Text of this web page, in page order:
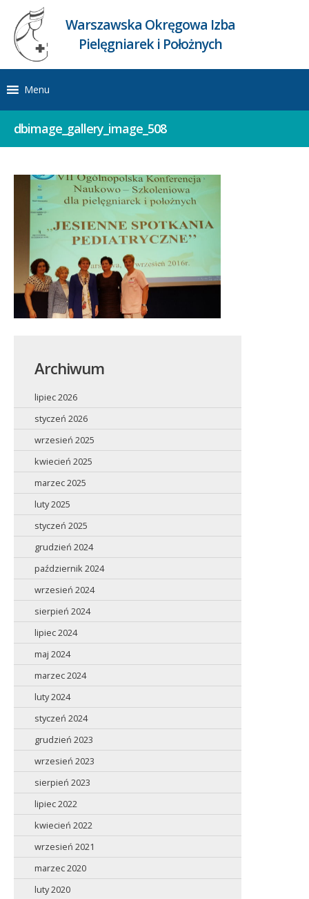
Warszawska Okręgowa Izba
Pielęgniarek i Położnych
Menu
dbimage_gallery_image_508
Archiwum
lipiec 2026
styczeń 2026
wrzesień 2025
kwiecień 2025
marzec 2025
luty 2025
styczeń 2025
grudzień 2024
październik 2024
wrzesień 2024
sierpień 2024
lipiec 2024
maj 2024
marzec 2024
luty 2024
styczeń 2024
grudzień 2023
wrzesień 2023
sierpień 2023
lipiec 2022
kwiecień 2022
wrzesień 2021
marzec 2020
luty 2020